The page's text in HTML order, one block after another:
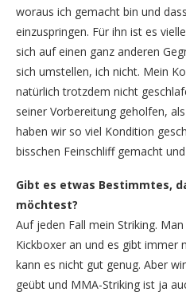
woraus ich gemacht bin und
einzuspringen. Für ihn ist es
sich auf einen ganz anderen
sich umstellen, ich nicht. Mein
natürlich trotzdem nicht
seiner Vorbereitung geholfen,
haben wir so viel Kondition
bisschen Feinschliff gemacht
Gibt es etwas Bestimmtes,
möchtest?
Auf jeden Fall mein Striking.
Kickboxer an und es gibt immer
kann es nicht gut genug. Aber
geübt und MMA-Striking ist ja